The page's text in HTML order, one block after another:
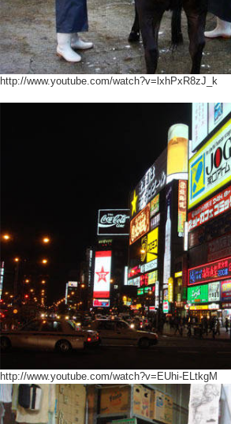
http://www.youtube.com/watch?v=lxhPxR8zJ_k
http://www.youtube.com/watch?v=EUhi-ELtkgM